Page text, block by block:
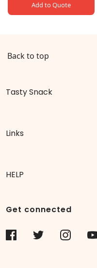
Add to Quote
Back to top
Tasty Snack
Links
HELP
Get connected